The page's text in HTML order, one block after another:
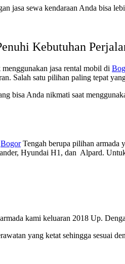
jasa sewa kendaraan Anda bisa
Kebutuhan
jasa rental mobil di
Salah satu pilihan paling tepat
bisa Anda nikmati saat
BogorTengah berupa pilihan armada
Hyundai H1, dan Alpard.
kami keluaran 2018 Up.
yang ketat sehingga sesuai